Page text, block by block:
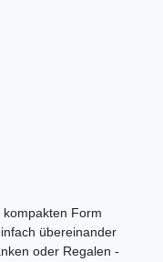
Form
übereinander
oder Regalen -